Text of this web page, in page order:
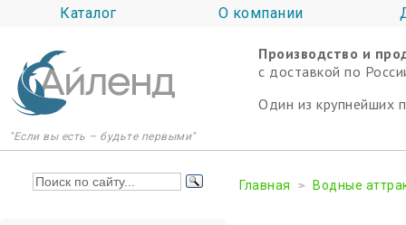
Каталог О компании
Производство и
c доставкой по
Один из крупнейших
"Если вы есть – будьте первыми"
Главная Водные